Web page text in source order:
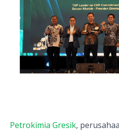
Petrokimia Gresik,